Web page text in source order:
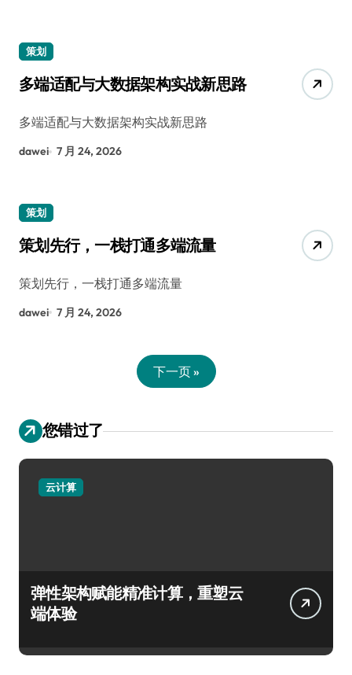
策划
多端适配与大数据架构实战新思路
多端适配与大数据架构实战新思路
dawei 7 月 24, 2026
策划
策划先行，一栈打通多端流量
策划先行，一栈打通多端流量
dawei 7 月 24, 2026
下一页 »
您错过了
云计算
弹性架构赋能精准计算，重塑云
端体验